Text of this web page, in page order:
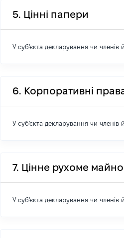
5. Цінні папери
У суб'єкта декларування чи членів
6. Корпоративні
У суб'єкта декларування чи членів
7. Цінне рухоме
У суб'єкта декларування чи членів